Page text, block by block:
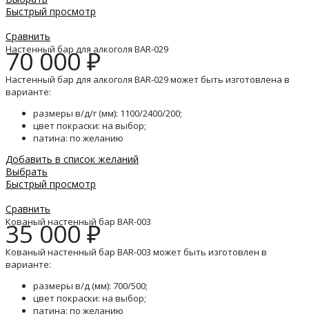
Быстрый просмотр
Сравнить
Настенный бар для алкоголя BAR-029
70 000₽
Настенный бар для алкоголя BAR-029 может быть изготовлена в
варианте:
размеры в/д/г (мм): 1100/2400/200;
цвет покраски: на выбор;
патина: по желанию
Добавить в список желаний
Выбрать
Быстрый просмотр
Сравнить
Кованый настенный бар BAR-003
35 000₽
Кованый настенный бар BAR-003 может быть изготовлен в
варианте:
размеры в/д (мм): 700/500;
цвет покраски: на выбор;
патина: по желанию